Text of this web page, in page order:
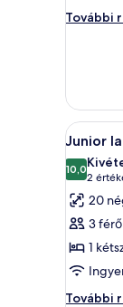
vagy
További
Standard
külön
ággyal
további
részletei
A
szoba
összes
Junior
7
Junior
10,010-ből
2
(2
20
3
1
További
Junior